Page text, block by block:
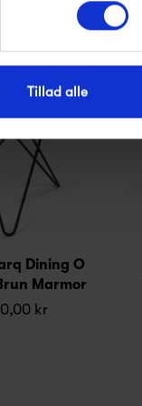
Tillad alle
Dining O
Marmor
kr